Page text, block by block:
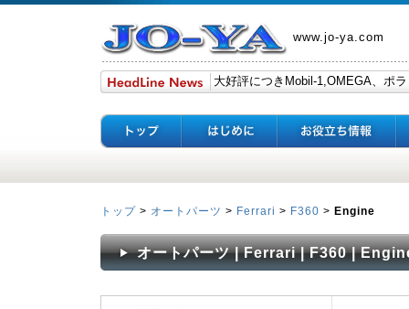
www.jo-ya.com
トップ > オートパーツ > Ferrari > F360 > Engine
オートパーツ | Ferrari | F360 |